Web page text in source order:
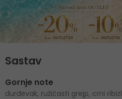
Sastav
Gornje note
đurđevak, ružičasti grejp, crni ribizl